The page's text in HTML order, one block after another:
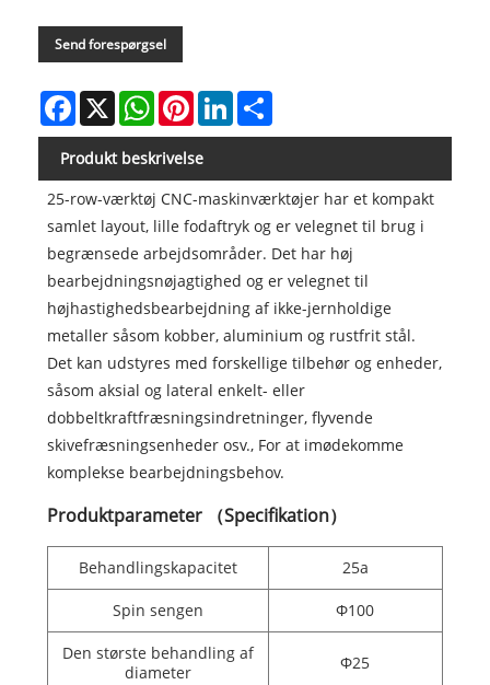
Send forespørgsel
Facebook
X WhatsAppPinterestLinkedIn
Produkt beskrivelse
25-row-værktøj CNC-maskinværktøjer har et kompakt
samlet layout, lille fodaftryk og er velegnet til brug i
begrænsede arbejdsområder. Det har høj
bearbejdningsnøjagtighed og er velegnet til
højhastighedsbearbejdning af ikke-jernholdige
metaller såsom kobber, aluminium og rustfrit stål.
Det kan udstyres med forskellige tilbehør og enheder,
såsom aksial og lateral enkelt- eller
dobbeltkraftfræsningsindretninger, flyvende
skivefræsningsenheder osv., For at imødekomme
komplekse bearbejdningsbehov.
Produktparameter （Specifikation）
Behandlingskapacitet 25a
Spin sengen Φ100
Den største behandling af
diameter
Φ25